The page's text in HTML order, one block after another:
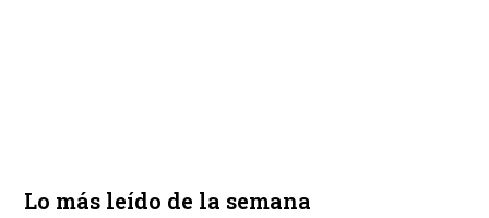
Lo más leído de la semana